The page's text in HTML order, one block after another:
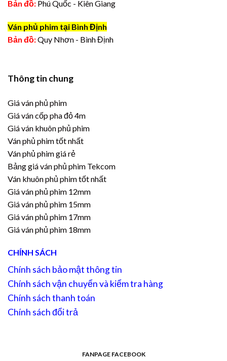
Bản đồ: Phú Quốc - Kiên Giang
Ván phủ phim tại Bình Định
Bản đồ:Quy Nhơn - Bình Định
Thông tin chung
Giá ván phủ phim
Giá ván cốp pha đỏ 4m
Giá ván khuôn phủ phim
Ván phủ phim tốt nhất
Ván phủ phim giá rẻ
Bảng giá ván phủ phim Tekcom
Ván khuôn phủ phim tốt nhất
Giá ván phủ phim 12mm
Giá ván phủ phim 15mm
Giá ván phủ phim 17mm
Giá ván phủ phim 18mm
CHÍNH SÁCH
Chính sách bảo mật thông tin
Chính sách vận chuyển và kiểm tra hàng
Chính sách thanh toán
Chính sách đổi trả
FANPAGE FACEBOOK